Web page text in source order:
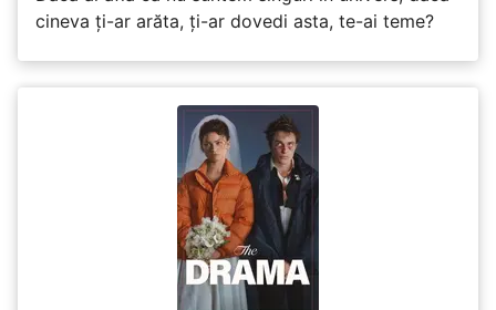
cineva ți-ar arăta, ți-ar dovedi asta, te-ai teme?